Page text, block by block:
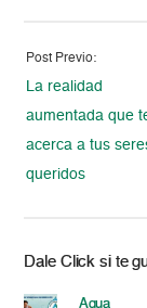
Post Previo:
La realidad
aumentada que
acerca a tus
queridos
Dale Click si te
Agua